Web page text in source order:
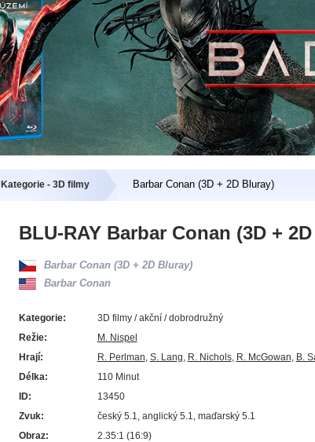
Kategorie - 3D filmy Barbar Conan (3D + 2D Bluray)
BLU-RAY Barbar Conan (3D +
Barbar Conan (3D + 2D Bluray)
Barbar Conan
Kategorie:
3D filmy / akční / dobrodružný
Režie:
M. Nispel
Hrají:
R. Perlman, S. Lang, R. Nichols, R. McGowan, B.
Délka:
110 Minut
ID:
13450
Zvuk:
český 5.1, anglický 5.1, maďarský 5.1
Obraz:
2.35:1 (16:9)